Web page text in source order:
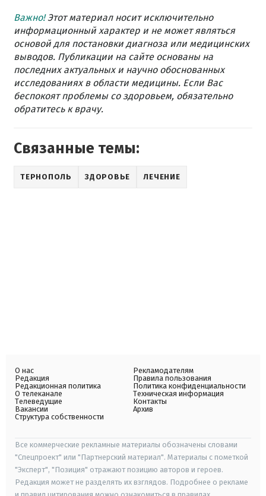
Важно!Этот материал носит исключительно
информационный характер и не может являться
основой для постановки диагноза или медицинских
выводов. Публикации на сайте основаны на
последних актуальных и научно обоснованных
исследованиях в области медицины. Если Вас
беспокоят проблемы со здоровьем, обязательно
обратитесь к врачу.
Связанные темы:
ТЕРНОПОЛЬ ЗДОРОВЬЕ ЛЕЧЕНИЕ
О нас
Редакция
Редакционная политика
О телеканале
Телеведущие
Вакансии
Структура собственности
Рекламодателям
Правила пользования
Политика конфиденциальности
Техническая информация
Контакты
Архив
Все коммерческие рекламные материалы обозначены словами
"Спецпроект" или "Партнерский материал". Материалы с пометкой
"Эксперт", "Позиция" отражают позицию авторов и героев.
Редакция может не разделять их взглядов. Подробнее о рекламе